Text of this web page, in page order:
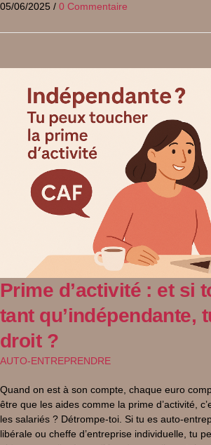
05/06/2025 / 0 Commentaire
Prime d’activité : et si
tant qu’indépendante,
droit ?
AUTO-ENTREPRENDRE
Quand on est à son compte, chaque euro
être que les aides comme la prime d’activité,
les salariés ? Détrompe-toi. Si tu es auto-
libérale ou cheffe d’entreprise individuelle, tu